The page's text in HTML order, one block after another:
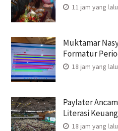
11 jam yang lalu
Muktamar
Formatur
18 jam yang lalu
Paylater
Literasi
18 jam yang lalu